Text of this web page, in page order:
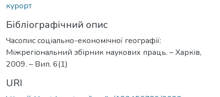
курорт
Бібліографічний опис
Часопис соціально-економічної географії:
Міжрегіональний збірник наукових праць. – Харків,
2009. – Вип. 6(1)
URI